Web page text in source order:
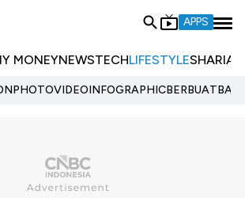
APPS
MONEYNEWSTECHLIFESTYLESHARIA
PHOTOVIDEOINFOGRAPHIC